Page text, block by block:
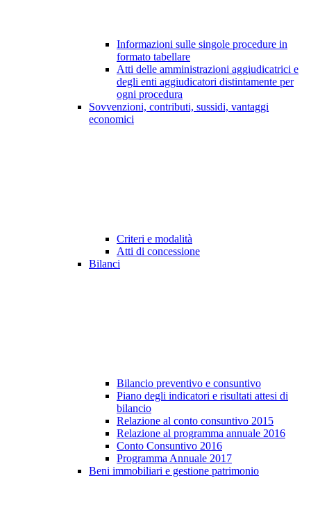
Informazioni sulle singole procedure in
formato tabellare
Atti delle amministrazioni aggiudicatrici e
degli enti aggiudicatori distintamente per
ogni procedura
Sovvenzioni, contributi, sussidi, vantaggi
economici
Criteri e modalità
Atti di concessione
Bilanci
Bilancio preventivo e consuntivo
Piano degli indicatori e risultati attesi di
bilancio
Relazione al conto consuntivo 2015
Relazione al programma annuale 2016
Conto Consuntivo 2016
Programma Annuale 2017
Beni immobiliari e gestione patrimonio